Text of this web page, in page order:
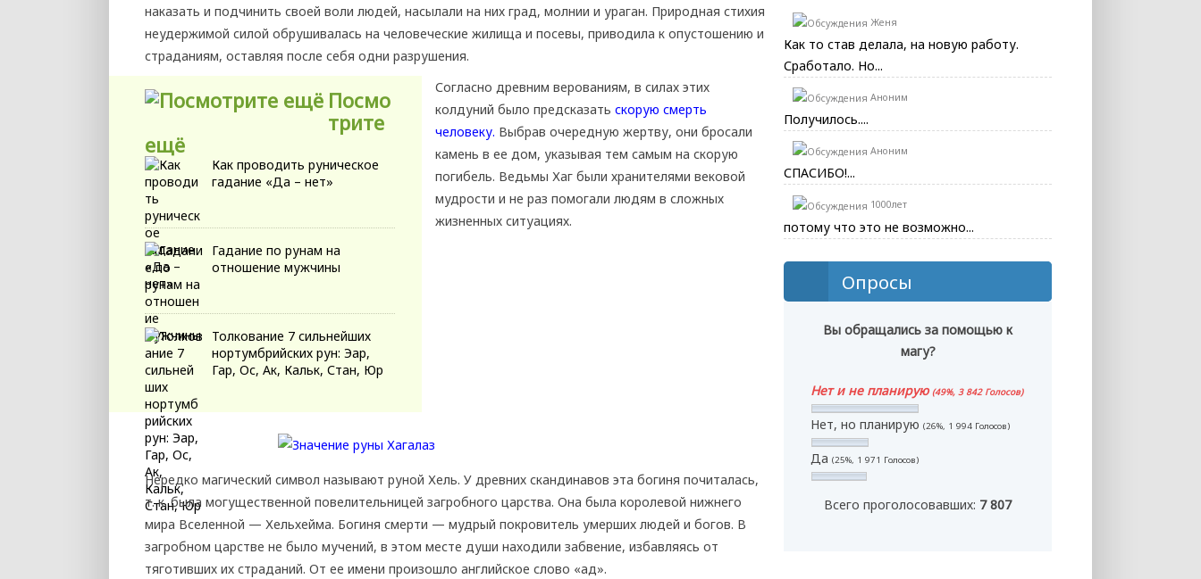
наказать и подчинить своей воли людей, насылали на них град, молнии и ураган. Природная стихия
неудержимой силой обрушивалась на человеческие жилища и посевы, приводила к опустошению и
страданиям, оставляя после себя одни разрушения.
Посмо
трите
ещё
Как проводить руническое
гадание «Да – нет»
Гадание по рунам на
отношение мужчины
Толкование 7 сильнейших
нортумбрийских рун: Эар,
Гар, Ос, Ак, Кальк, Стан, Юр
Согласно древним верованиям, в силах этих
колдуний было предсказать скорую смерть
человеку. Выбрав очередную жертву, они бросали
камень в ее дом, указывая тем самым на скорую
погибель. Ведьмы Хаг были хранителями вековой
мудрости и не раз помогали людям в сложных
жизненных ситуациях.
Нередко магический символ называют руной Хель. У древних скандинавов эта богиня почиталась,
т. к. была могущественной повелительницей загробного царства. Она была королевой нижнего
мира Вселенной — Хельхейма. Богиня смерти — мудрый покровитель умерших людей и богов. В
загробном царстве не было мучений, в этом месте души находили забвение, избавляясь от
тяготивших их страданий. От ее имени произошло английское слово «ад».
Женя
Как то став делала, на новую работу.
Сработало. Но...
Аноним
Получилось....
Аноним
СПАСИБО!...
1000лет
потому что это не возможно...
Опросы
Вы обращались за помощью к
магу?
Нет и не планирую(49%, 3 842 Голосов)
Нет, но планирую (26%, 1 994 Голосов)
Да (25%, 1 971 Голосов)
Всего проголосовавших: 7 807